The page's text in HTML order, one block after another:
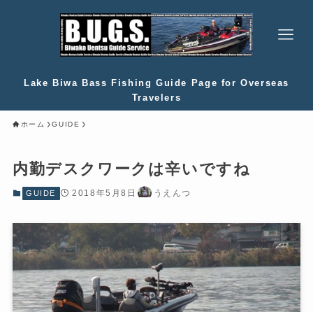
Lake Biwa Bass Fishing Guide Page for Overseas
Travelers
ホーム GUIDE
内勤デスクワークは辛いですね
GUIDE 2018年5月8日 うえんつ